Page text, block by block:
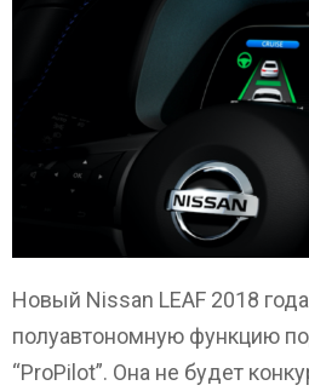
Новый Nissan LEAF 2018
полуавтономную функцию
“ProPilot”. Она не будет